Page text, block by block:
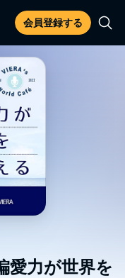
会員登録する
愛力が世界を